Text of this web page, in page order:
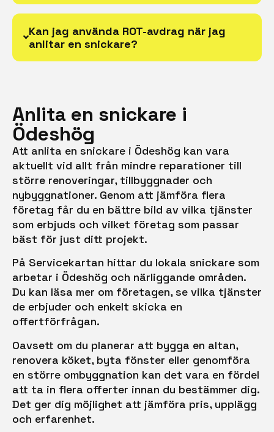
Kan jag använda ROT-avdrag när jag
anlitar en snickare?
Anlita en snickare i
Ödeshög
Att anlita en snickare i Ödeshög kan vara
aktuellt vid allt från mindre reparationer till
större renoveringar, tillbyggnader och
nybyggnationer. Genom att jämföra flera
företag får du en bättre bild av vilka tjänster
som erbjuds och vilket företag som passar
bäst för just ditt projekt.
På Servicekartan hittar du lokala snickare som
arbetar i Ödeshög och närliggande områden.
Du kan läsa mer om företagen, se vilka tjänster
de erbjuder och enkelt skicka en
offertförfrågan.
Oavsett om du planerar att bygga en altan,
renovera köket, byta fönster eller genomföra
en större ombyggnation kan det vara en fördel
att ta in flera offerter innan du bestämmer dig.
Det ger dig möjlighet att jämföra pris, upplägg
och erfarenhet.